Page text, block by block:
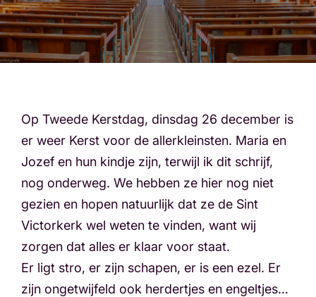
Op Tweede Kerstdag, dinsdag 26 december is
er weer Kerst voor de allerkleinsten. Maria en
Jozef en hun kindje zijn, terwijl ik dit schrijf,
nog onderweg. We hebben ze hier nog niet
gezien en hopen natuurlijk dat ze de Sint
Victorkerk wel weten te vinden, want wij
zorgen dat alles er klaar voor staat.
Er ligt stro, er zijn schapen, er is een ezel. Er
zijn ongetwijfeld ook herdertjes en engeltjes…